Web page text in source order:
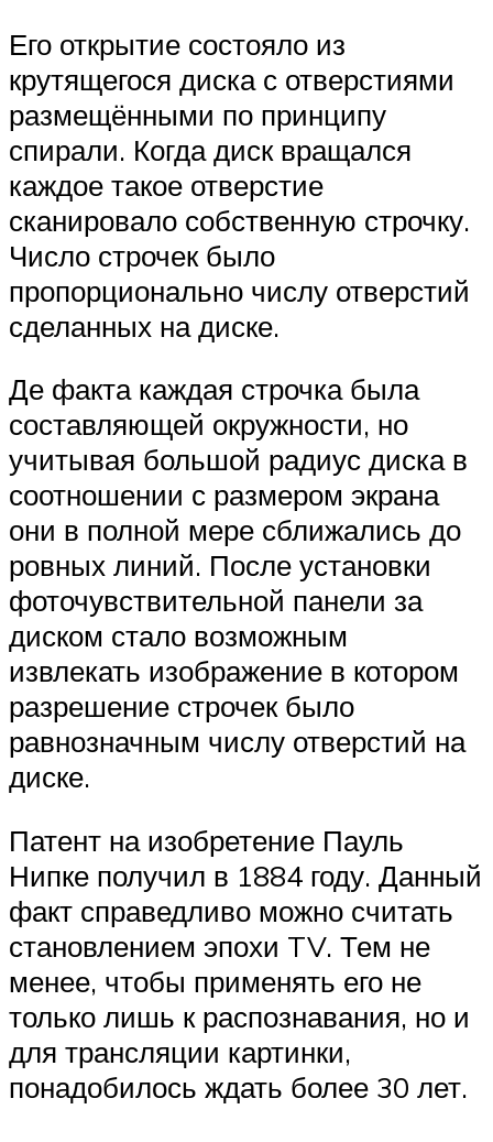
Его открытие состояло из
крутящегося диска с отверстиями
размещёнными по принципу
спирали. Когда диск вращался
каждое такое отверстие
сканировало собственную строчку.
Число строчек было
пропорционально числу отверстий
сделанных на диске.
Де факта каждая строчка была
составляющей окружности, но
учитывая большой радиус диска в
соотношении с размером экрана
они в полной мере сближались до
ровных линий. После установки
фоточувствительной панели за
диском стало возможным
извлекать изображение в котором
разрешение строчек было
равнозначным числу отверстий на
диске.
Патент на изобретение Пауль
Нипке получил в 1884 году. Данный
факт справедливо можно считать
становлением эпохи TV. Тем не
менее, чтобы применять его не
только лишь к распознавания, но и
для трансляции картинки,
понадобилось ждать более 30 лет.